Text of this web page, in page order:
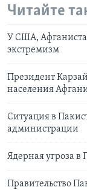
Читайте
У США,
экстремизм
Президент
населения
Ситуация в
администрации
Ядерная угроза в
Правительство